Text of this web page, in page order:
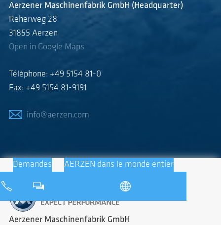
Aerzener Maschinenfabrik GmbH (Headquarter)
Reherweg 28
31855 Aerzen
Open in Google Maps
Téléphone: +49 5154 81-0
Fax: +49 5154 81-9191
info@aerzen.com
Demandes AERZEN dans le monde entier
Aerzener Maschinenfabrik GmbH